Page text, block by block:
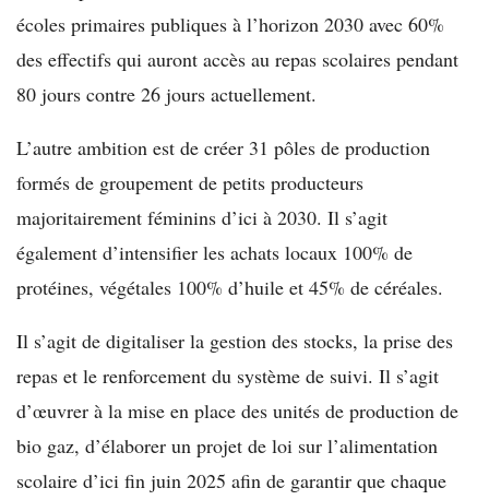
écoles primaires publiques à l’horizon 2030 avec 60%
des effectifs qui auront accès au repas scolaires pendant
80 jours contre 26 jours actuellement.
L’autre ambition est de créer 31 pôles de production
formés de groupement de petits producteurs
majoritairement féminins d’ici à 2030. Il s’agit
également d’intensifier les achats locaux 100% de
protéines, végétales 100% d’huile et 45% de céréales.
Il s’agit de digitaliser la gestion des stocks, la prise des
repas et le renforcement du système de suivi. Il s’agit
d’œuvrer à la mise en place des unités de production de
bio gaz, d’élaborer un projet de loi sur l’alimentation
scolaire d’ici fin juin 2025 afin de garantir que chaque